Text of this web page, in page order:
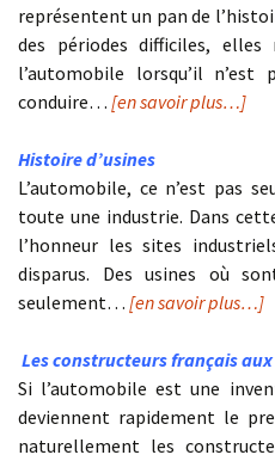
représentent un pan de
des périodes difficiles,
l’automobile lorsqu’il n’est
conduire… [en savoir plus…]
Histoire d’usines
L’automobile, ce n’est pas
toute une industrie. Dans
l’honneur les sites
disparus. Des usines où
seulement… [en savoir plus…]
Les constructeurs français
Si l’automobile est une
deviennent rapidement le
naturellement les